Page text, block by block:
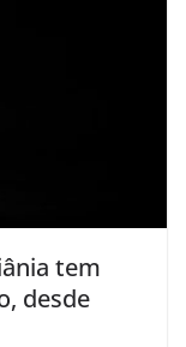
tem
desde